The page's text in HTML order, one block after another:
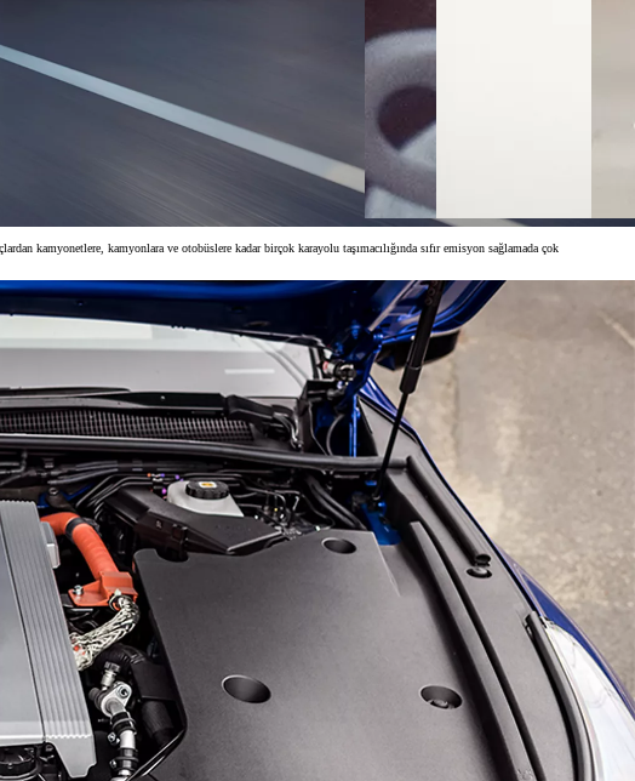
kamyonetlere, kamyonlara ve otobüslere kadar birçok karayolu taşımacılığında sıfır emisyon sağlamada çok